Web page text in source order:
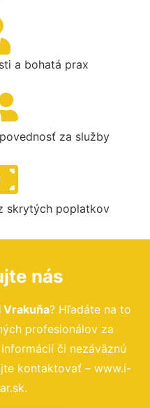
a bohatá prax
za služby
skrytých poplatkov
nás
? Hľadáte na to
profesionálov za
či nezáväznú
kontaktovať – www.i-